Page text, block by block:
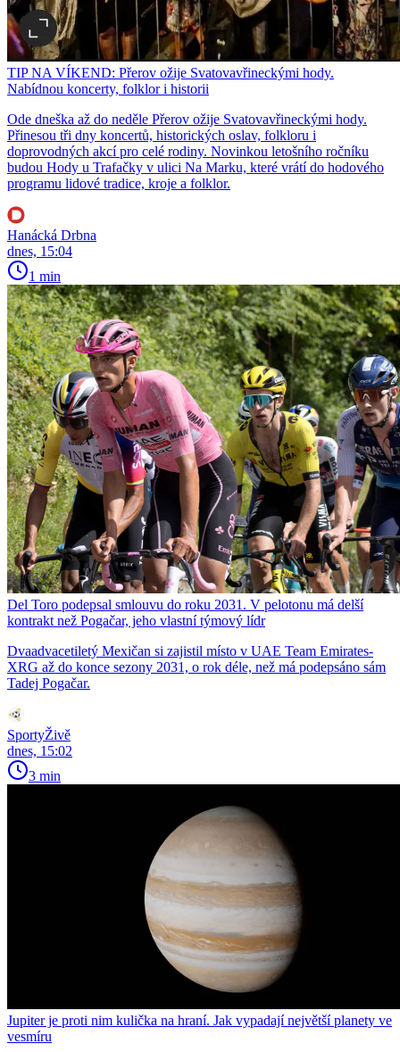
TIP NA VÍKEND: Přerov ožije Svatovavřineckými hody.
Nabídnou koncerty, folklor i historii
Ode dneška až do neděle Přerov ožije Svatovavřineckými hody.
Přinesou tři dny koncertů, historických oslav, folkloru i
doprovodných akcí pro celé rodiny. Novinkou letošního ročníku
budou Hody u Trafačky v ulici Na Marku, které vrátí do hodového
programu lidové tradice, kroje a folklor.
Hanácká Drbna
dnes, 15:04
1 min
Del Toro podepsal smlouvu do roku 2031. V pelotonu má delší
kontrakt než Pogačar, jeho vlastní týmový lídr
Dvaadvacetiletý Mexičan si zajistil místo v UAE Team Emirates-
XRG až do konce sezony 2031, o rok déle, než má podepsáno sám
Tadej Pogačar.
SportyŽivě
dnes, 15:02
3 min
Jupiter je proti nim kulička na hraní. Jak vypadají největší planety ve
vesmíru